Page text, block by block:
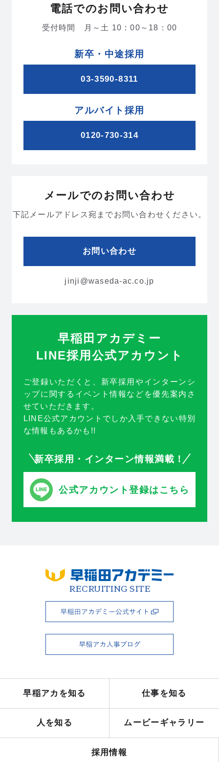
電話でのお問い合わせ
受付時間 月～土 10：00～18：00
新卒・中途採用
03-3590-8311
アルバイト採用
0120-730-314
メールでのお問い合わせ
下記メールアドレス宛までお問い合わせください。
お問い合わせ
jinji@waseda-ac.co.jp
早稲田アカデミー
LINE採用公式アカウント
ご登録いただくと、新卒採用やインターンシ
ップに関するイベント情報などを優先案内さ
せていただきます。
LINE公式アカウントでしか入手できない特別
な情報もあるかも!!
新卒採用・インターン情報満載！
公式アカウント登録はこちら
RECRUITING SITE
早稲アカを知る 仕事を知る
人を知る ムービーギャラリー
採用情報